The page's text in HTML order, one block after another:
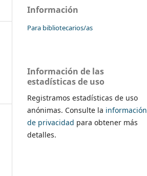
Información
Para bibliotecarios/as
Información de las
estadísticas de uso
Registramos estadísticas de uso
anónimas. Consulte la información
de privacidad para obtener más
detalles.